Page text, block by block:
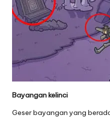
Bayangan kelinci
Geser bayangan yang